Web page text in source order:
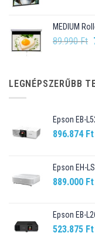
MEDIUM
89.990Ft
LEGNÉPSZERŰBB
Epson EB-
896.874 Ft
Epson EH-
889.000 Ft
Epson EB-
523.875 Ft